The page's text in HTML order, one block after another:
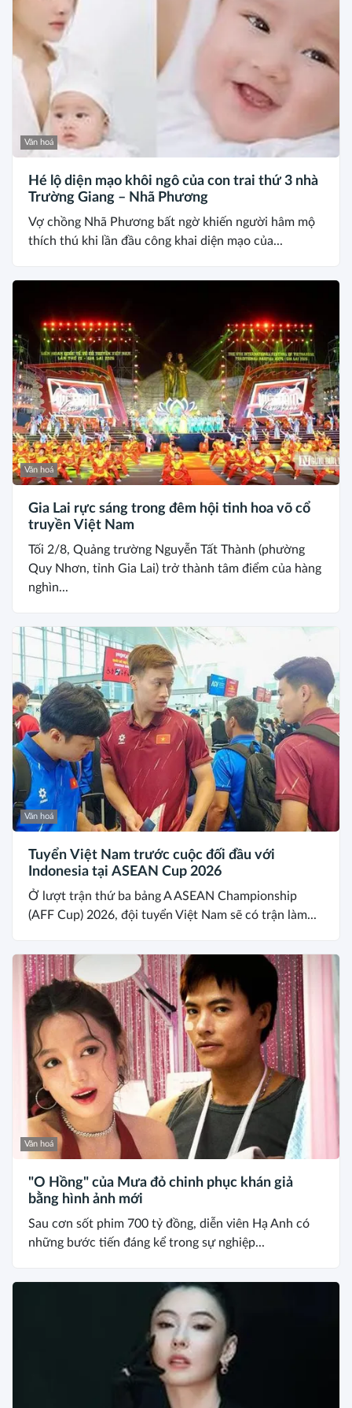
Văn hoá
Hé lộ diện mạo khôi ngô của con trai thứ 3 nhà
Trường Giang – Nhã Phương
Vợ chồng Nhã Phương bất ngờ khiến người hâm mộ
thích thú khi lần đầu công khai diện mạo của...
Văn hoá
Gia Lai rực sáng trong đêm hội tinh hoa võ cổ
truyền Việt Nam
Tối 2/8, Quảng trường Nguyễn Tất Thành (phường
Quy Nhơn, tỉnh Gia Lai) trở thành tâm điểm của hàng
nghìn...
Văn hoá
Tuyển Việt Nam trước cuộc đối đầu với
Indonesia tại ASEAN Cup 2026
Ở lượt trận thứ ba bảng A ASEAN Championship
(AFF Cup) 2026, đội tuyển Việt Nam sẽ có trận làm...
Văn hoá
"O Hồng" của Mưa đỏ chinh phục khán giả
bằng hình ảnh mới
Sau cơn sốt phim 700 tỷ đồng, diễn viên Hạ Anh có
những bước tiến đáng kể trong sự nghiệp...